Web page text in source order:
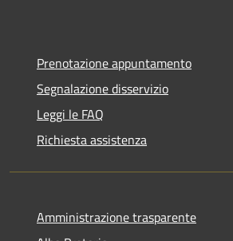
Prenotazione appuntamento
Segnalazione disservizio
Leggi le FAQ
Richiesta assistenza
Amministrazione trasparente